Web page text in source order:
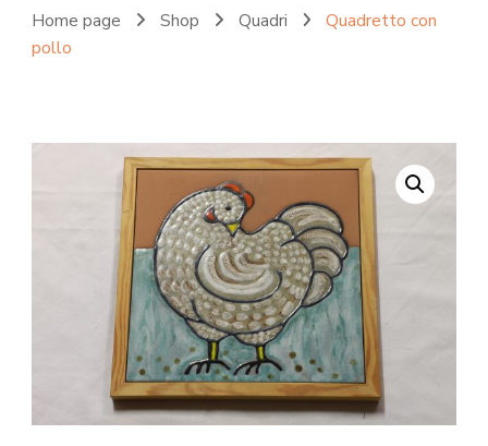
Home page Shop Quadri
Quadretto con
pollo